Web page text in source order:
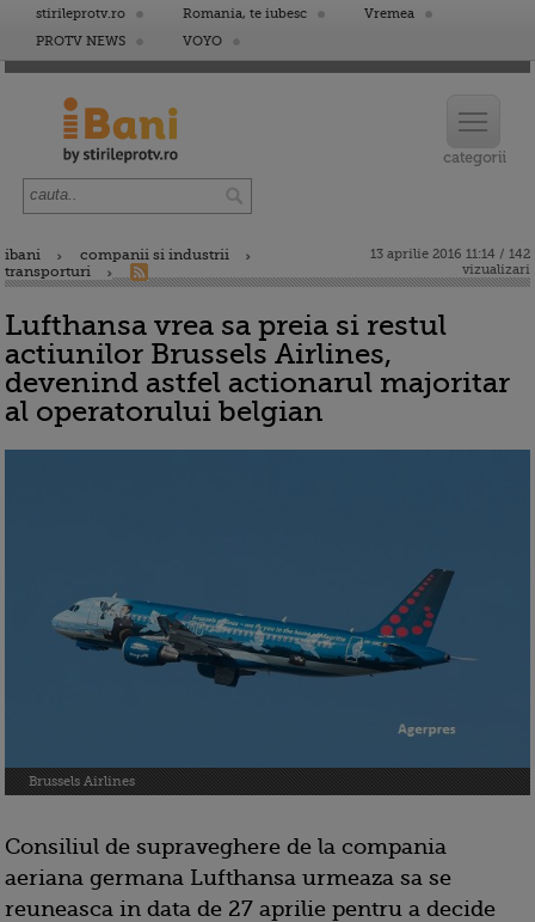
stirileprotv.ro Romania, te iubesc
Vremea
PROTV NEWS
VOYO
ibani
companii si industrii
transporturi
13 aprilie 2016 11:14 / 142
vizualizari
Lufthansa vrea sa preia si restul
actiunilor Brussels Airlines,
devenind astfel actionarul majoritar
al operatorului belgian
Brussels Airlines
Consiliul de supraveghere de la compania
aeriana germana Lufthansa urmeaza sa se
reuneasca in data de 27 aprilie pentru a decide